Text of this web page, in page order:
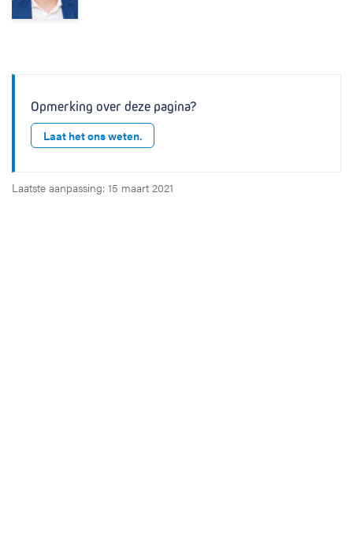
Opmerking over deze pagina?
Laat het ons weten.
Laatste aanpassing: 15 maart 2021